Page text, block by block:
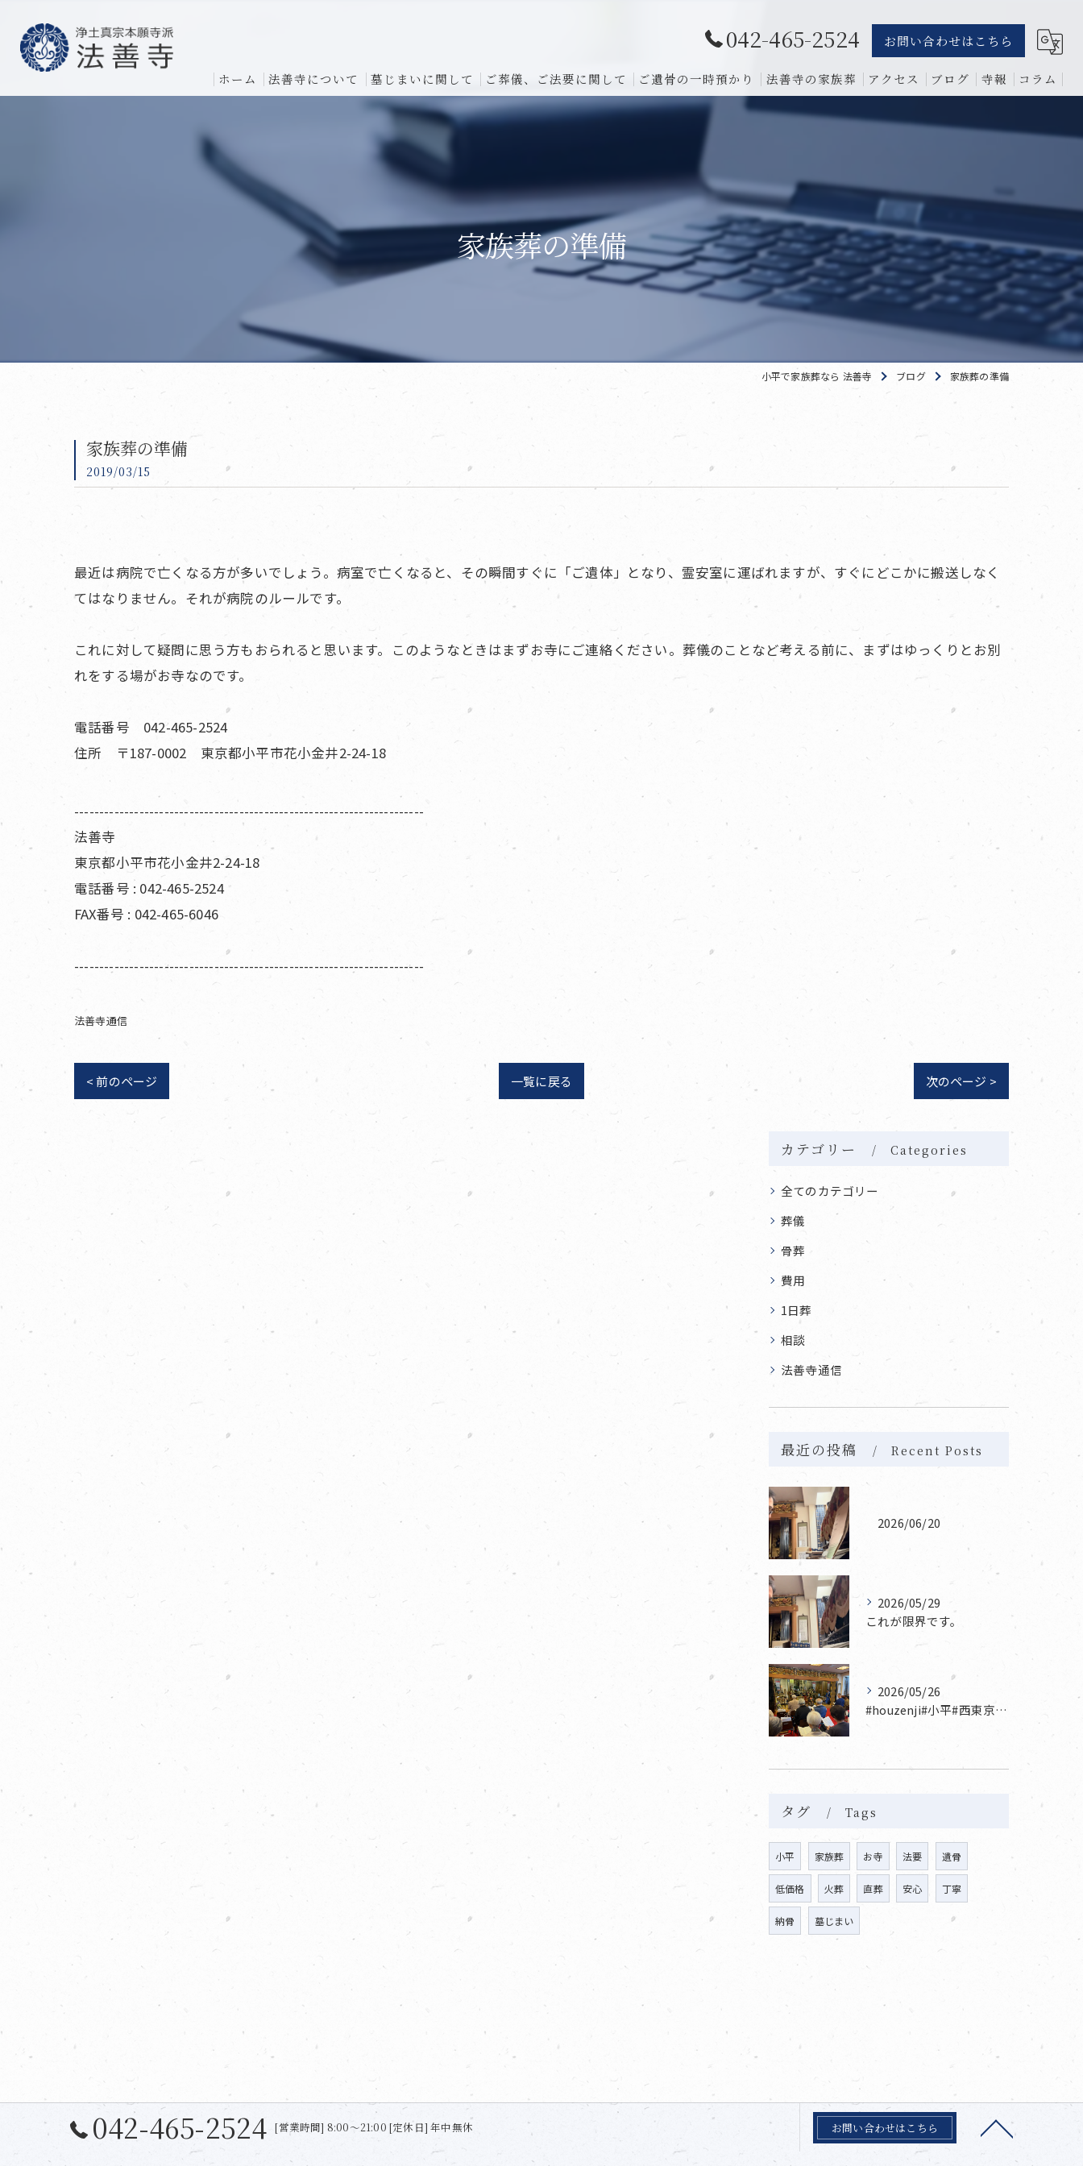
042-465-2524 お問い合わせはこちら
ホーム 法善寺について 墓じまいに関して ご葬儀、ご法要に関して ご遺骨の一時預かり 法善寺の家族葬
費用
1日葬
相談
アクセス ブログ 寺報 コラム
家族葬の準備
小平で家族葬なら 法善寺 ブログ 家族葬の準備
家族葬の準備
2019/03/15
最近は病院で亡くなる方が多いでしょう。病室で亡くなると、その瞬間すぐに「ご遺体」となり、霊安室に運ばれますが、すぐにどこかに搬送しなく
てはなりません。それが病院のルールです。
これに対して疑問に思う方もおられると思います。このようなときはまずお寺にご連絡ください。葬儀のことなど考える前に、まずはゆっくりとお別
れをする場がお寺なのです。
電話番号 042-465-2524
住所 〒187-0002 東京都小平市花小金井2-24-18
----------------------------------------------------------------------
法善寺
東京都小平市花小金井2-24-18
電話番号 : 042-465-2524
FAX番号 : 042-465-6046
----------------------------------------------------------------------
法善寺通信
< 前のページ 一覧に戻る 次のページ >
カテゴリー Categories
全てのカテゴリー
葬儀
骨葬
費用
1日葬
相談
法善寺通信
最近の投稿 Recent Posts
2026/06/20
2026/05/29
これが限界です。
2026/05/26
#houzenji#小平#西東京市#東村山#立川市国分寺市寺...
タグ Tags
小平 家族葬 お寺 法要 遺骨
低価格 火葬 直葬 安心 丁寧
納骨 墓じまい
042-465-2524 [営業時間] 8:00〜21:00 [定休日] 年中無休 お問い合わせはこちら